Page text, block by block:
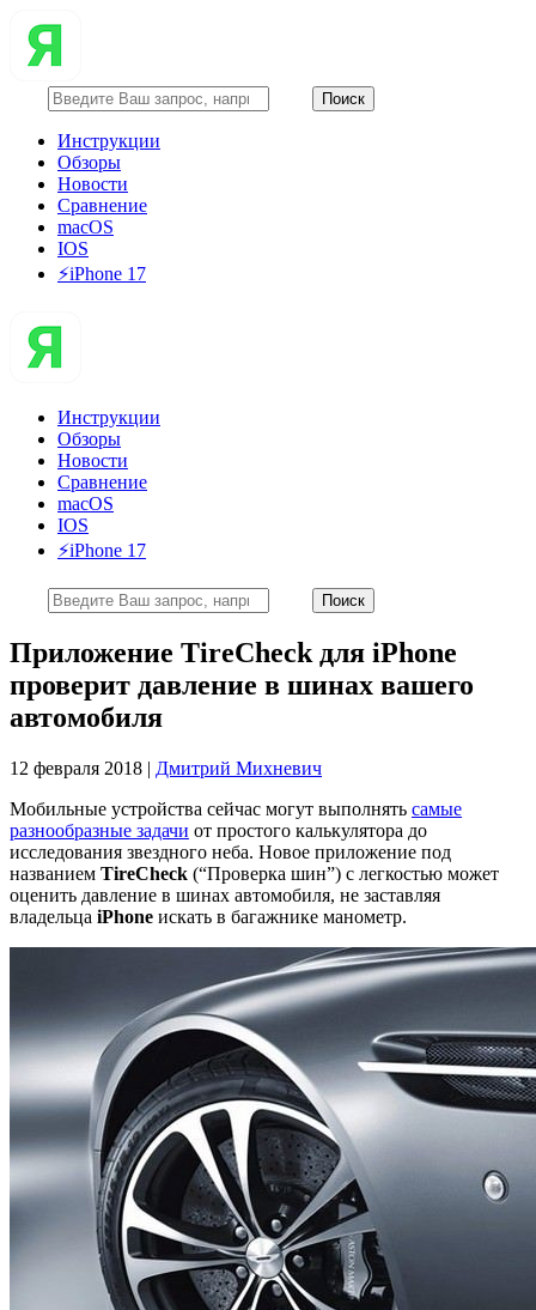
Инструкции
Обзоры
Новости
Сравнение
macOS
IOS
⚡️iPhone 17
Инструкции
Обзоры
Новости
Сравнение
macOS
IOS
⚡️iPhone 17
Приложение TireCheck для iPhone
проверит давление в шинах вашего
автомобиля
12 февраля 2018 | Дмитрий Михневич
Мобильные устройства сейчас могут выполнять самые
разнообразные задачи от простого калькулятора до
исследования звездного неба. Новое приложение под
названием TireCheck (“Проверка шин”) с легкостью может
оценить давление в шинах автомобиля, не заставляя
владельца iPhone искать в багажнике манометр.